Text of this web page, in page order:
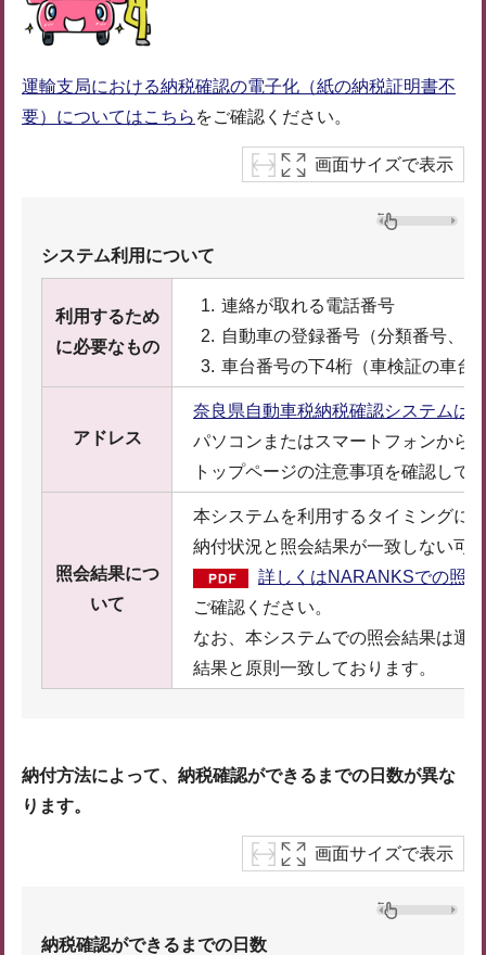
運輸支局における納税確認の電子化（紙の納税証明書不
要）についてはこちら をご確認ください。
画面サイズで表示
システム利用について
利用するため
に必要なもの
連絡が取れる電話番号
自動車の登録番号（分類番号、
車台番号の下4桁（車検証の車台
アドレス
奈良県自動車税納税確認システムは
パソコンまたはスマートフォンから
トップページの注意事項を確認して
照会結果につ
いて
本システムを利用するタイミングに
納付状況と照会結果が一致しない可
詳しくはNARANKSでの照
ご確認ください。
なお、本システムでの照会結果は運
結果と原則一致しております。
納付方法によって、納税確認ができるまでの日数が異な
ります。
画面サイズで表示
納税確認ができるまでの日数